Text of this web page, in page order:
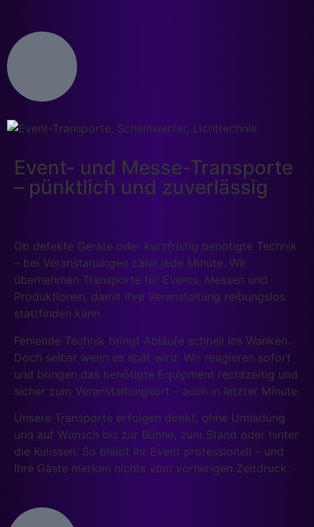
Event- und Messe-Transporte
– pünktlich und zuverlässig
Ob defekte Geräte oder kurzfristig benötigte Technik
– bei Veranstaltungen zählt jede Minute. Wir
übernehmen Transporte für Events, Messen und
Produktionen, damit Ihre Veranstaltung reibungslos
stattfinden kann.
Fehlende Technik bringt Abläufe schnell ins Wanken.
Doch selbst wenn es spät wird: Wir reagieren sofort
und bringen das benötigte Equipment rechtzeitig und
sicher zum Veranstaltungsort – auch in letzter Minute.
Unsere Transporte erfolgen direkt, ohne Umladung
und auf Wunsch bis zur Bühne, zum Stand oder hinter
die Kulissen. So bleibt Ihr Event professionell – und
Ihre Gäste merken nichts vom vorherigen Zeitdruck.